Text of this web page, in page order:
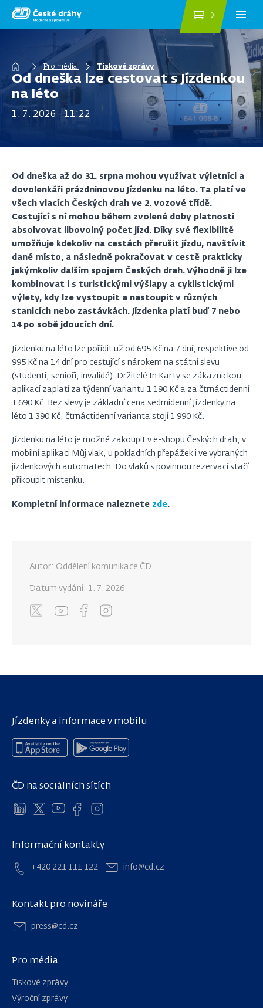
Přejít
Drobečková
navigace
Pro média Tiskové zprávy
Od dneška lze cestovat s Jízdenkou
na léto
1. 7. 2026 - 11:22
Od dneška až do 31. srpna mohou využívat výletníci a
dovolenkáři prázdninovou Jízdenku na léto. Ta platí ve
všech vlacích Českých drah ve 2. vozové třídě.
Cestující s ní mohou během zvolené doby platnosti
absolvovat libovolný počet jízd. Díky své flexibilitě
umožňuje kdekoliv na cestách přerušit jízdu, navštívit
dané místo, a následně pokračovat v cestě prakticky
jakýmkoliv dalším spojem Českých drah. Výhodně ji lze
kombinovat i s turistickými výšlapy a cyklistickými
výlety, kdy lze vystoupit a nastoupit v různých
stanicích nebo zastávkách. Jízdenka platí buď 7 nebo
14 po sobě jdoucích dní.
Jízdenku na léto lze pořídit už od 695 Kč na 7 dní, respektive od
995 Kč na 14 dní pro cestující s nárokem na státní slevu
(studenti, senioři, invalidé). Držitelé In Karty se zákaznickou
aplikací zaplatí za týdenní variantu 1 190 Kč a za čtrnáctidenní
1 690 Kč. Bez slevy je základní cena sedmidenní Jízdenky na
léto 1 390 Kč, čtrnáctidenní varianta stojí 1 990 Kč.
Jízdenku na léto je možné zakoupit v e-shopu Českých drah, v
mobilní aplikaci Můj vlak, u pokladních přepážek i ve vybraných
jízdenkových automatech. Do vlaků s povinnou rezervací stačí
přikoupit místenku.
Kompletní informace naleznete zde.
Autor: Oddělení komunikace ČD
Datum vydání: 1. 7. 2026
Informační kontakty
+420 221 111 122 info@cd.cz
Kontakt pro novináře
press@cd.cz
Jízdenky a informace v mobilu
ČD na sociálních sítích
Pro média
Tiskové zprávy
Výroční zprávy